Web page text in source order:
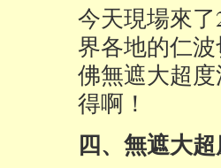
今天現場來
界各地的仁
佛無遮大超
得啊！
四、無遮大